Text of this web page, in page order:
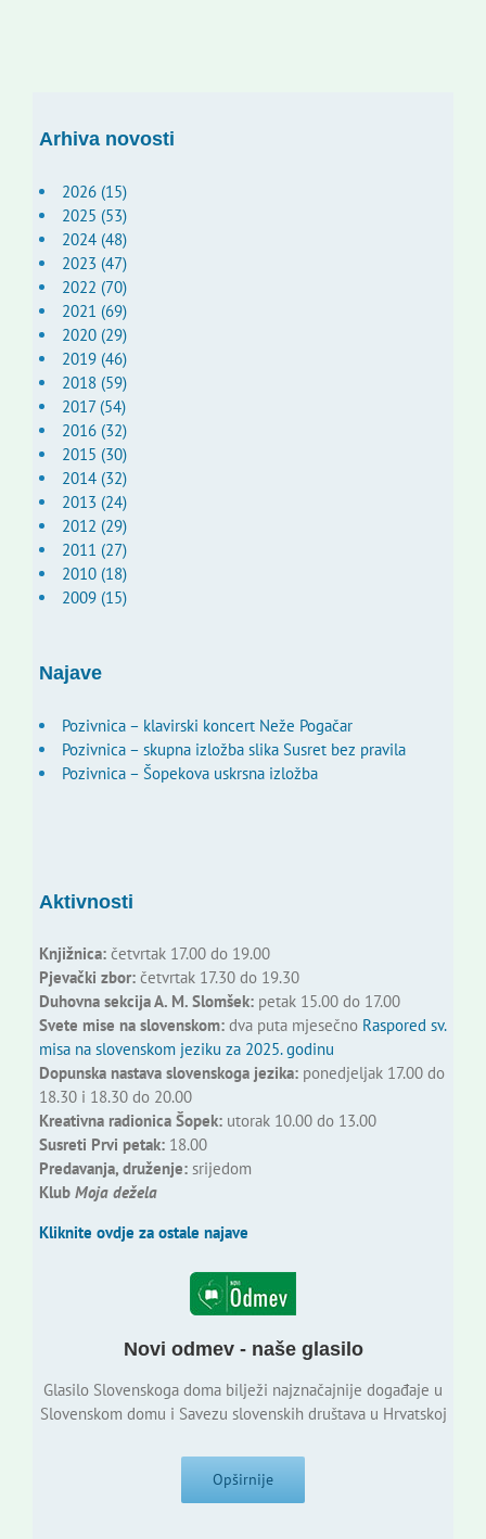
Arhiva novosti
2026 (15)
2025 (53)
2024 (48)
2023 (47)
2022 (70)
2021 (69)
2020 (29)
2019 (46)
2018 (59)
2017 (54)
2016 (32)
2015 (30)
2014 (32)
2013 (24)
2012 (29)
2011 (27)
2010 (18)
2009 (15)
Najave
Pozivnica – klavirski koncert Neže Pogačar
Pozivnica – skupna izložba slika Susret bez pravila
Pozivnica – Šopekova uskrsna izložba
Aktivnosti
Knjižnica:četvrtak 17.00 do 19.00
Pjevački zbor:četvrtak 17.30 do 19.30
Duhovna sekcija A. M. Slomšek:petak 15.00 do 17.00
Svete mise na slovenskom:dva puta mjesečno Raspored sv.
misa na slovenskom jeziku za 2025. godinu
Dopunska nastava slovenskoga jezika:ponedjeljak 17.00 do
18.30 i 18.30 do 20.00
Kreativna radionica Šopek:utorak 10.00 do 13.00
Susreti Prvi petak:18.00
Predavanja, druženje:srijedom
Klub Moja dežela
Kliknite ovdje za ostale najave
Novi odmev - naše glasilo
Glasilo Slovenskoga doma bilježi najznačajnije događaje u
Slovenskom domu i Savezu slovenskih društava u Hrvatskoj
Opširnije